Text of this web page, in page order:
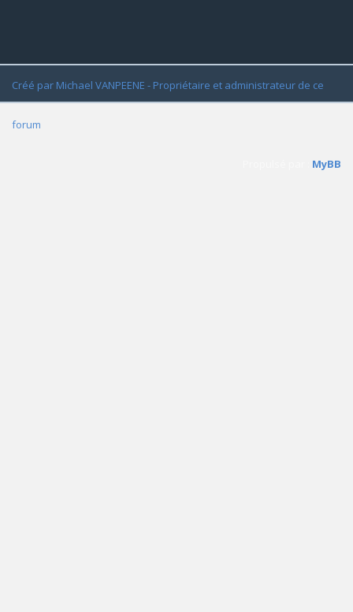
Créé par Michael VANPEENE - Propriétaire et administrateur de ce
forum
MyBB